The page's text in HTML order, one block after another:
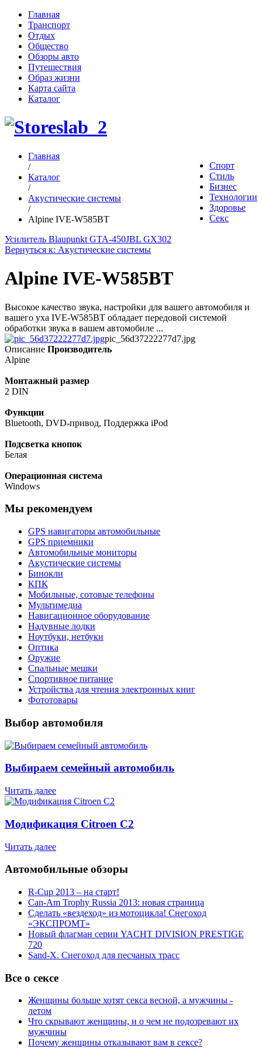
Главная
Транспорт
Отдых
Общество
Обзоры авто
Путешествия
Образ жизни
Карта сайта
Каталог
Спорт
Стиль
Бизнес
Технологии
Здоровье
Секс
Главная
/
Каталог
/
Акустические системы
/
Alpine IVE-W585BT
Усилитель Blaupunkt GTA-450JBL GX302
Вернуться к: Акустические системы
Alpine IVE-W585BT
Высокое качество звука, настройки для вашего автомобиля и
вашего уха IVE-W585BT обладает передовой системой
обработки звука в вашем автомобиле ...
pic_56d37222277d7.jpg
Описание Производитель
Alpine
Монтажный размер
2 DIN
Функции
Bluetooth, DVD-привод, Поддержка iPod
Подсветка кнопок
Белая
Операционная система
Windows
Мы рекомендуем
GPS навигаторы автомобильные
GPS приемники
Автомобильные мониторы
Акустические системы
Бинокли
КПК
Мобильные, сотовые телефоны
Мультимедиа
Навигационное оборудование
Надувные лодки
Ноутбуки, нетбуки
Оптика
Оружие
Спальные мешки
Спортивное питание
Устройства для чтения электронных книг
Фототовары
Выбор автомобиля
Выбираем семейный автомобиль
Читать далее
Модификация Citroen С2
Читать далее
Автомобильные обзоры
R-Cup 2013 – на старт!
Can-Am Trophy Russia 2013: новая страница
Сделать «вездеход» из мотоцикла! Снегоход
«ЭКСПРОМТ»
Новый флагман серии YACHT DIVISION PRESTIGE
720
Sand-X. Снегоход для песчаных трасс
Все о сексе
Женщины больше хотят секса весной, а мужчины -
летом
Что скрывают женщины, и о чем не подозревают их
мужчины
Почему женщины отказывают вам в сексе?